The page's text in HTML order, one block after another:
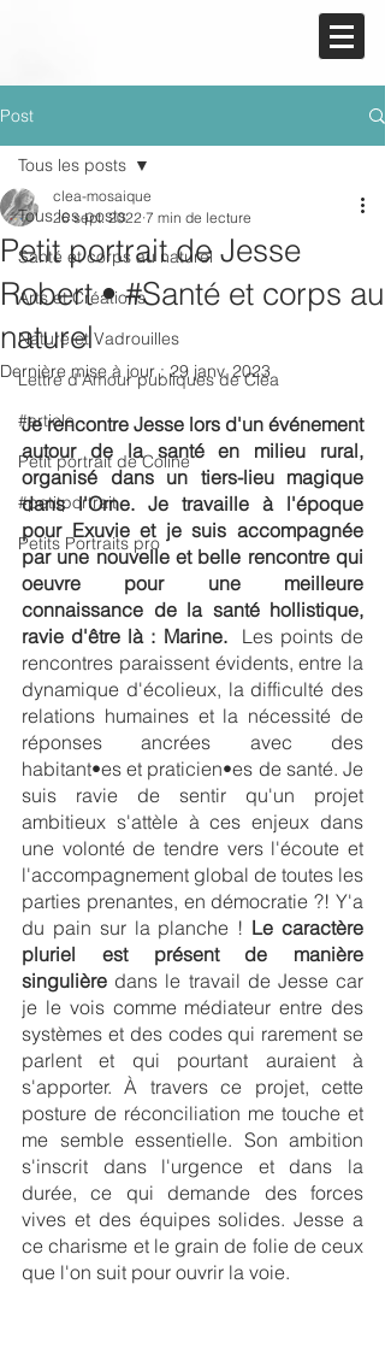
Post
Tous les posts
Santé et corps au naturel
Arts et Créations
Nature et Vadrouilles
Lettre d'Amour publiques de Cléa
#article
Petit portrait de Coline
#petitportrait
Petits Portraits pro
Tous les posts
Petit portrait de Jesse
Robert • #Santé et corps au
naturel
clea-mosaique
26 sept. 2022 7 min de lecture
Dernière mise à jour : 29 janv. 2023
Je rencontre Jesse lors d'un événement
autour de la santé en milieu rural,
organisé dans un tiers-lieu magique
dans l'Orne. Je travaille à l'époque
pour Exuvie et je suis accompagnée
par une nouvelle et belle rencontre qui
oeuvre pour une meilleure
connaissance de la santé hollistique,
ravie d'être là : Marine. Les points de
rencontres paraissent évidents, entre la
dynamique d'écolieux, la difficulté des
relations humaines et la nécessité de
réponses ancrées avec des
habitant•es et praticien•es de santé. Je
suis ravie de sentir qu'un projet
ambitieux s'attèle à ces enjeux dans
une volonté de tendre vers l'écoute et
l'accompagnement global de toutes les
parties prenantes, en démocratie ?! Y'a
du pain sur la planche ! Le caractère
pluriel est présent de manière
singulière dans le travail de Jesse car
je le vois comme médiateur entre des
systèmes et des codes qui rarement se
parlent et qui pourtant auraient à
s'apporter. À travers ce projet, cette
posture de réconciliation me touche et
me semble essentielle. Son ambition
s'inscrit dans l'urgence et dans la
durée, ce qui demande des forces
vives et des équipes solides. Jesse a
ce charisme et le grain de folie de ceux
que l'on suit pour ouvrir la voie.